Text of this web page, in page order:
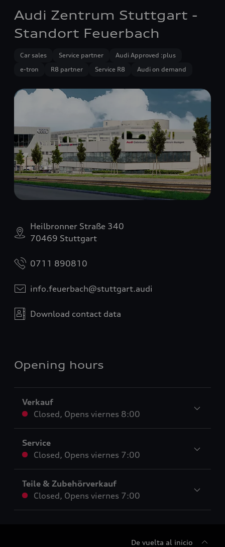
Audi Zentrum Stuttgart -
Standort Feuerbach
Car sales Service partner
Audi Approved :plus
e-tron
R8 partner Service R8 Audi on demand
Heilbronner Straße 340
70469 Stuttgart
0711 890810
info.feuerbach@stuttgart.audi
Download contact data
Opening hours
Verkauf
Closed, Opens viernes 8:00
Service
Closed, Opens viernes 7:00
Teile & Zubehörverkauf
Closed, Opens viernes 7:00
De vuelta al inicio